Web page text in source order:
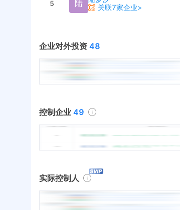
5 陆
关联7家企业>
企业对外投资 48
控制企业 49
实际控制人